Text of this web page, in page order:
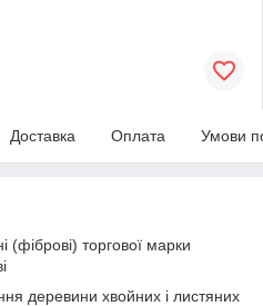
Доставка Оплата Умови
(фіброві) торгової марки
деревини хвойних і листяних